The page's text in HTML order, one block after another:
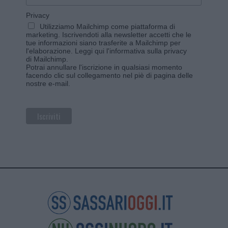
Privacy
Utilizziamo Mailchimp come piattaforma di
marketing. Iscrivendoti alla newsletter accetti che le
tue informazioni siano trasferite a Mailchimp per
l'elaborazione. Leggi qui l'informativa sulla privacy
di Mailchimp
Potrai annullare l'iscrizione in qualsiasi momento
facendo clic sul collegamento nel piè di pagina delle
nostre e-mail.